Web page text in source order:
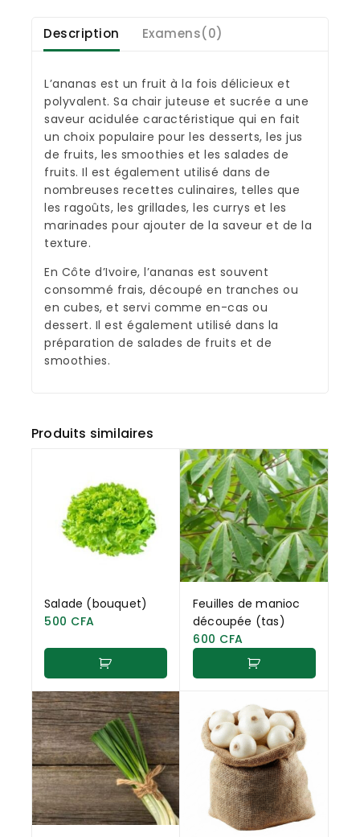
Description Examens(0)
L’ananas est un fruit à la fois délicieux et
polyvalent. Sa chair juteuse et sucrée a une
saveur acidulée caractéristique qui en fait
un choix populaire pour les desserts, les jus
de fruits, les smoothies et les salades de
fruits. Il est également utilisé dans de
nombreuses recettes culinaires, telles que
les ragoûts, les grillades, les currys et les
marinades pour ajouter de la saveur et de la
texture.
En Côte d’Ivoire, l’ananas est souvent
consommé frais, découpé en tranches ou
en cubes, et servi comme en-cas ou
dessert. Il est également utilisé dans la
préparation de salades de fruits et de
smoothies.
Produits similaires
Salade (bouquet)
500 CFA
Feuilles de manioc
découpée (tas)
600 CFA